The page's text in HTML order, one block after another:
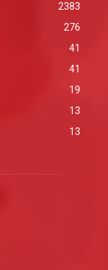
2383
276
41
41
19
13
13